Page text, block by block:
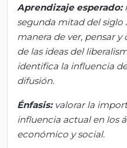
Aprendizaje esperado:
segunda mitad del siglo
manera de ver, pensar
de las ideas del
identifica la influencia
difusión.
Énfasis: valorar la
influencia actual en los
económico y social.